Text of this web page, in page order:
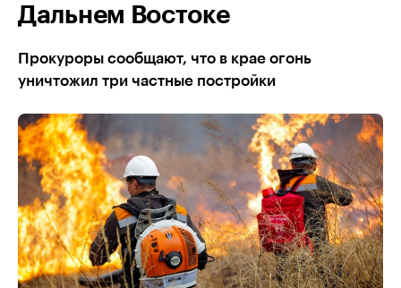
Дальнем Востоке
Прокуроры сообщают, что в крае огонь
уничтожил три частные постройки